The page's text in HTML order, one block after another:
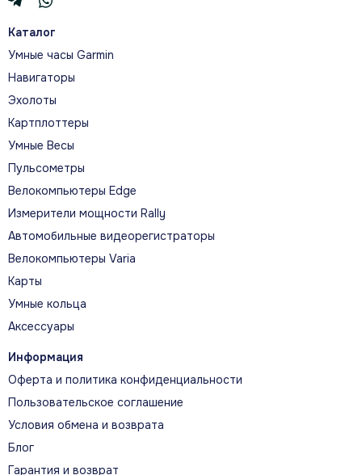
Каталог
Умные часы Garmin
Навигаторы
Эхолоты
Картплоттеры
Умные Весы
Пульсометры
Велокомпьютеры Edge
Измерители мощности Rally
Автомобильные видеорегистраторы
Велокомпьютеры Varia
Карты
Умные кольца
Аксессуары
Информация
Оферта и политика конфиденциальности
Пользовательское соглашение
Условия обмена и возврата
Блог
Гарантия и возврат